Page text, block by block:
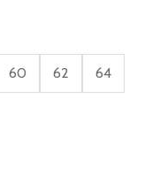
60 62 64